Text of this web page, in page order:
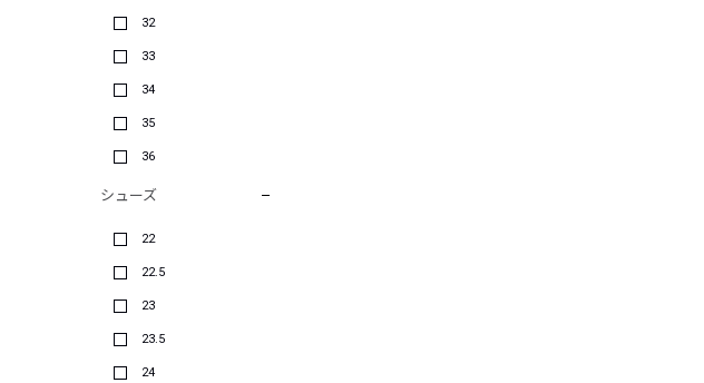
32
33
34
35
36
シューズ
22
22.5
23
23.5
24